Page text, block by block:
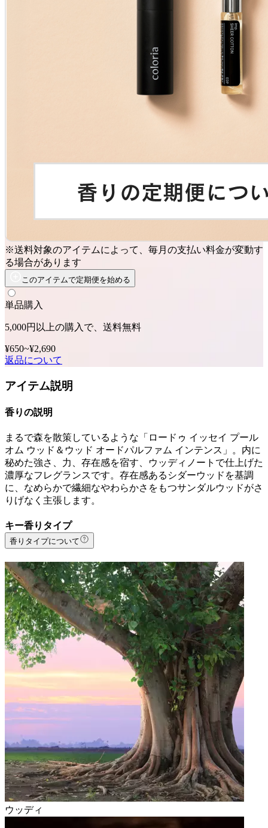
※送料対象のアイテムによって、毎月の支払い料金が変動す
る場合があります
このアイテムで定期便を始める
単品購入
5,000円以上の購入で、送料無料
¥650~¥2,690
返品について
アイテム説明
香りの説明
まるで森を散策しているような「ロードゥ イッセイ プール
オム ウッド＆ウッド オードパルファム インテンス」。内に
秘めた強さ、力、存在感を宿す、ウッディノートで仕上げた
濃厚なフレグランスです。存在感あるシダーウッドを基調
に、なめらかで繊細なやわらかさをもつサンダルウッドがさ
りげなく主張します。
キー香りタイプ
香りタイプについて
ウッディ